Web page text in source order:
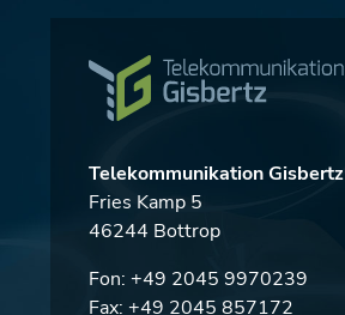
Telekommunikation Gisbertz
Fries Kamp 5
46244 Bottrop
Fon: +49 2045 9970239
Fax: +49 2045 857172